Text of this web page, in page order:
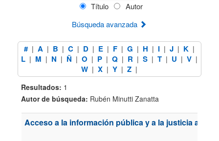
Título
Autor
Búsqueda avanzada
# | A | B | C | D | E | F | G | H | I | J | K |
L | M | N | Ñ | O | P | Q | R | S | T | U | V |
W | X | Y | Z |
Resultados: 1
Autor de búsqueda: Rubén Minutti Zanatta
Acceso a la información pública y a la justicia